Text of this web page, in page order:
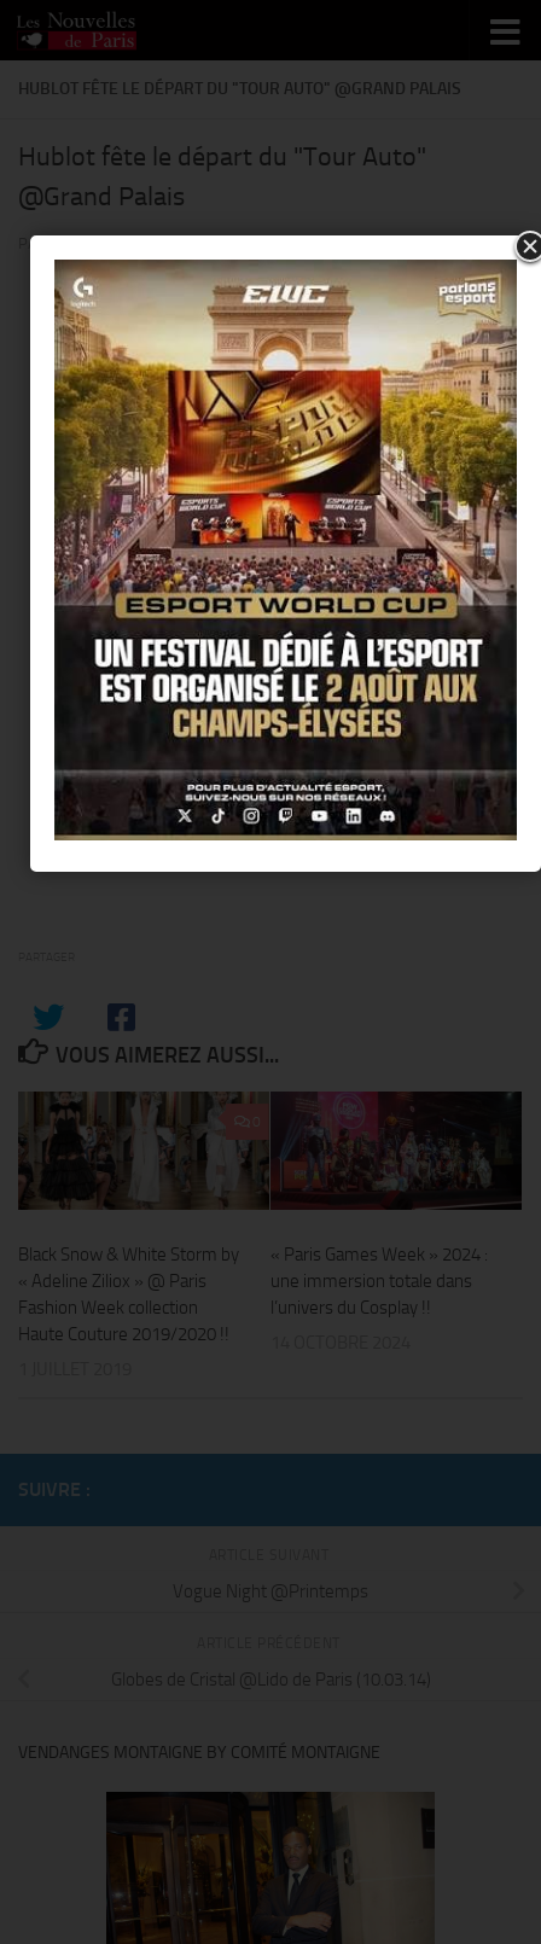
Skip to content
HUBLOT FÊTE LE DÉPART DU "TOUR AUTO" @GRAND PALAIS
Hublot fête le départ du "Tour Auto"
@Grand Palais
PAR
VOUS AIMEREZ AUSSI...
Black Snow & White Storm by
« Adeline Ziliox » @ Paris
Fashion Week collection
Haute Couture 2019/2020 !!
« Paris Games Week » 2024 :
une immersion totale dans
l’univers du Cosplay !!
SUIVRE :
Vogue Night @Printemps
Globes de Cristal @Lido de Paris (10.03.14)
VENDANGES MONTAIGNE BY COMITÉ MONTAIGNE